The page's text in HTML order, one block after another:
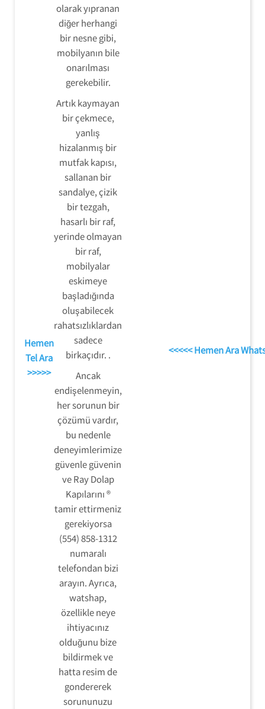
Hemen
Tel Ara
>>>>>
olarak yıpranan
diğer herhangi
bir nesne gibi,
mobilyanın bile
onarılması
gerekebilir.
Artık kaymayan
bir çekmece,
yanlış
hizalanmış bir
mutfak kapısı,
sallanan bir
sandalye, çizik
bir tezgah,
hasarlı bir raf,
yerinde olmayan
bir raf,
mobilyalar
eskimeye
başladığında
oluşabilecek
rahatsızlıklardan
sadece
birkaçıdır. .
Ancak
endişelenmeyin,
her sorunun bir
çözümü vardır,
bu nedenle
deneyimlerimize
güvenle güvenin
ve Ray Dolap
Kapılarını ®
tamir ettirmeniz
gerekiyorsa
(554) 858-1312
numaralı
telefondan bizi
arayın. Ayrıca,
watshap,
özellikle neye
ihtiyacınız
olduğunu bize
bildirmek ve
hatta resim de
gondererek
sorununuzu
<<<<< Hemen Ara